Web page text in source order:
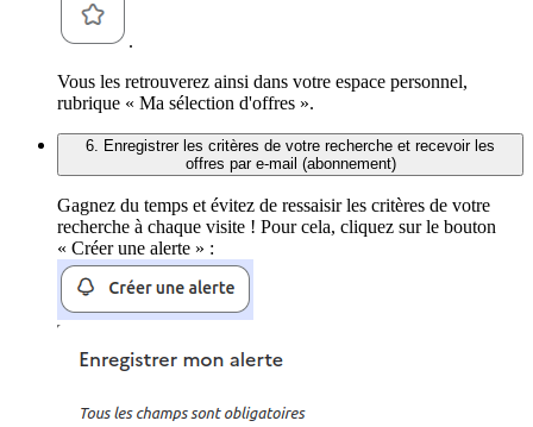
.
Vous les retrouverez ainsi dans votre espace personnel,
rubrique « Ma sélection d'offres ».
6. Enregistrer les critères de votre recherche et recevoir les
offres par e-mail (abonnement)
Gagnez du temps et évitez de ressaisir les critères de votre
recherche à chaque visite ! Pour cela, cliquez sur le bouton
« Créer une alerte » :